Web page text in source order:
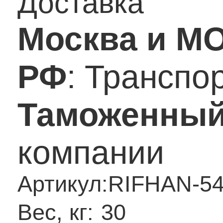
Москва и
РФ:
компании
Артикул:RIFHAN-
Вес, кг: 30